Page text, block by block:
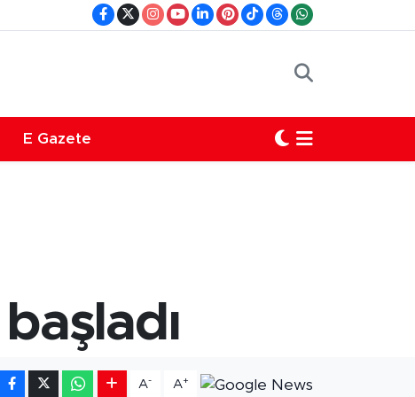
E Gazete
A- A+